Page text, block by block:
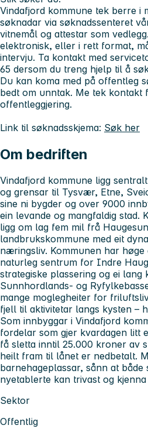
Vindafjord kommune tek berre i
søknadar via søknadssenteret
vitnemål og attestar som
elektronisk, eller i rett format,
intervju. Ta kontakt med
65 dersom du treng hjelp til å
Du kan koma med på offentleg
bedt om unntak. Me tek kontakt
offentleggjering.
Link til søknadsskjema: Søk her
Om bedriften
Vindafjord kommune ligg
og grensar til Tysvær, Etne,
sine ni bygder og over 9000
ein levande og mangfaldig stad.
ligg om lag fem mil frå
landbrukskommune med eit
næringsliv. Kommunen har høge
naturleg sentrum for Indre
strategiske plassering og ei lang
Sunnhordlands- og
mange moglegheiter for
fjell til aktivitetar langs kysten –
Som innbyggar i Vindafjord
fordelar som gjer kvardagen litt
få sletta inntil 25.000 kroner av
heilt fram til lånet er nedbetalt.
barnehageplassar, sånn at
nyetablerte kan trivast og
Sektor
Offentlig